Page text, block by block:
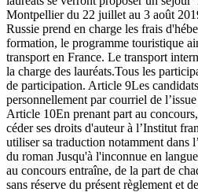
Montpellier du 22 juillet au 3 août
Russie prend en charge les frais
formation, le programme touristique
transport en France. Le transport
la charge des lauréats.Tous les
de participation. Article 9Les
personnellement par courriel de
Article 10En prenant part au
céder ses droits d'auteur à l’Institut
utiliser sa traduction notamment dans
du roman Jusqu'à l'inconnue en
au concours entraîne, de la part de
sans réserve du présent règlement et